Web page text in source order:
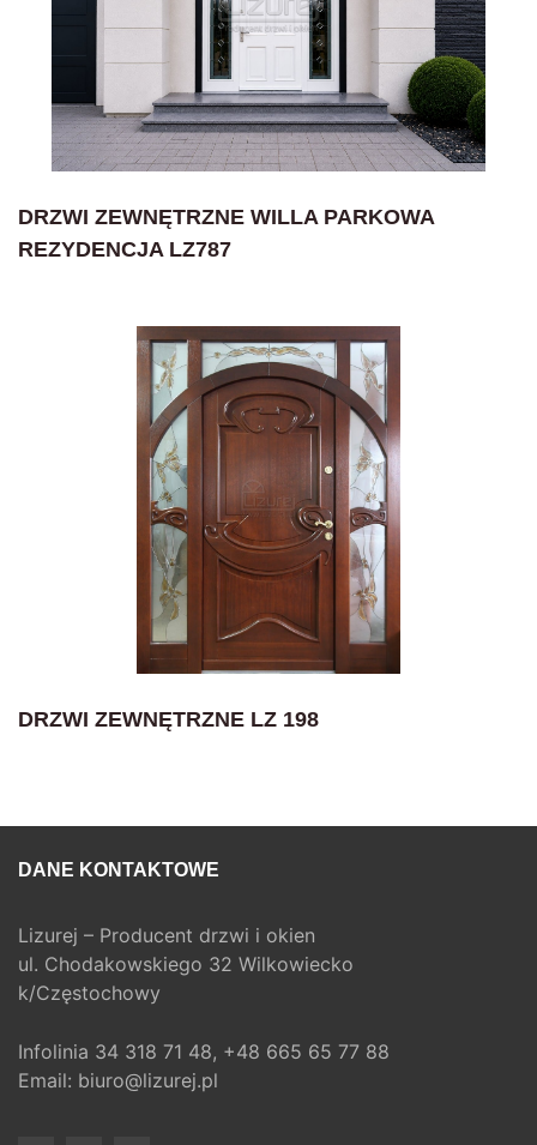
DRZWI ZEWNĘTRZNE WILLA PARKOWA
REZYDENCJA LZ787
DRZWI ZEWNĘTRZNE LZ 198
DANE KONTAKTOWE
Lizurej – Producent drzwi i okien
ul. Chodakowskiego 32 Wilkowiecko
k/Częstochowy
Infolinia 34 318 71 48, +48 665 65 77 88
Email: biuro@lizurej.pl